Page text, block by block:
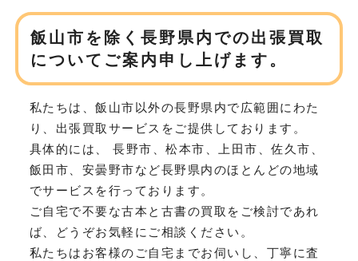
飯山市を除く長野県内での出張買取
についてご案内申し上げます。
私たちは、飯山市以外の長野県内で広範囲にわた
り、 出張買取サービスをご提供しております。
具体的には、 長野市、松本市、上田市、佐久市、
飯田市、安曇野市など長野県内のほとんどの地域
でサービスを行っております。
ご自宅で不要な古本と古書の買取をご検討であれ
ば、どうぞお気軽にご相談ください。
私たちはお客様のご自宅までお伺いし、丁寧に査